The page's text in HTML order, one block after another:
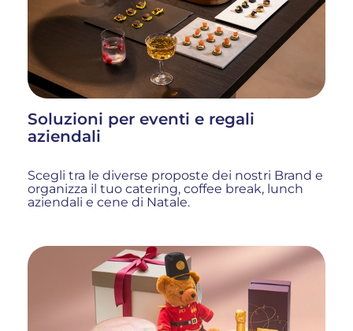
Soluzioni per eventi e regali
aziendali
Scegli tra le diverse proposte dei nostri Brand e
organizza il tuo catering, coffee break, lunch
aziendali e cene di Natale.